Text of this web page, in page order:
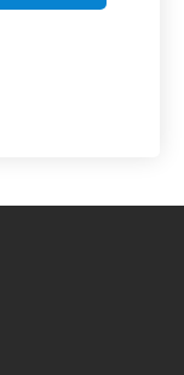
работы по
в...